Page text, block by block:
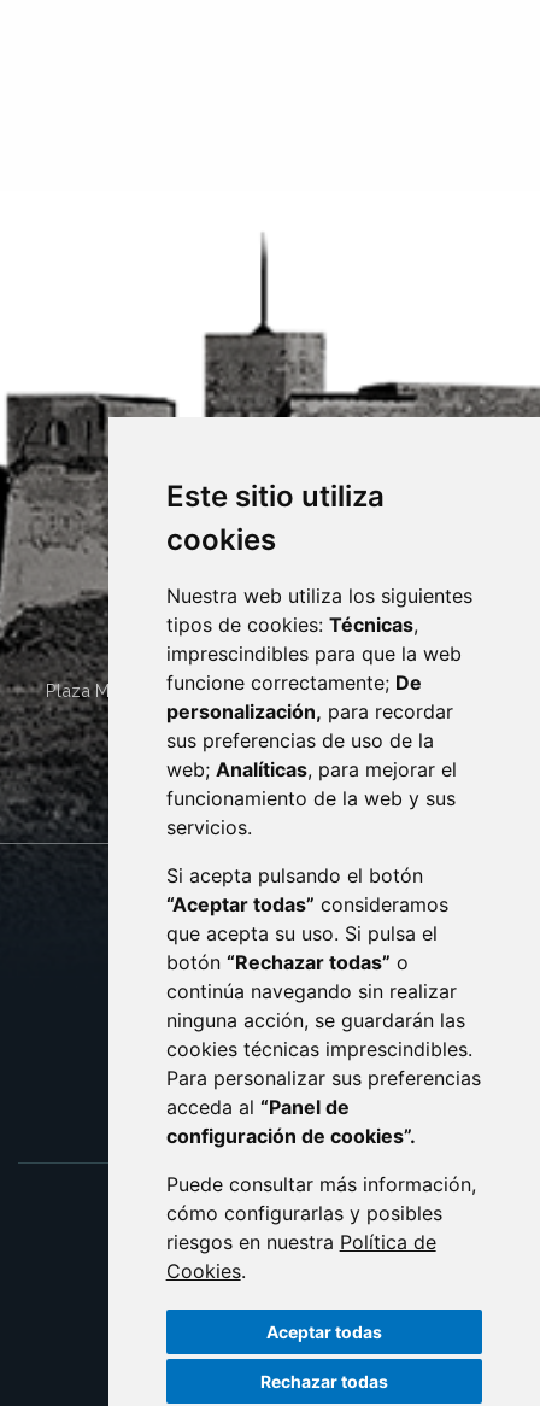
Este sitio utiliza
cookies
Nuestra web utiliza los siguientes
tipos de cookies: Técnicas,
imprescindibles para que la web
funcione correctamente; De
personalización, para recordar
sus preferencias de uso de la
web; Analíticas, para mejorar el
funcionamiento de la web y sus
servicios.
Si acepta pulsando el botón
“Aceptar todas” consideramos
que acepta su uso. Si pulsa el
botón “Rechazar todas” o
continúa navegando sin realizar
ninguna acción, se guardarán las
cookies técnicas imprescindibles.
Para personalizar sus preferencias
acceda al “Panel de
configuración de cookies”.
Puede consultar más información,
cómo configurarlas y posibles
riesgos en nuestra Política de
Cookies.
Aceptar todas
Rechazar todas
Plaza Mayor 4 22400 MONZÓN - ARAGÓN (ESPAÑA)
· (34) 974 400 700 ·
sac@monzon.es
monzon.es
CONTACTO
AVISO LEGAL
PROTECCIÓN DE DATOS
POLÍTICA DE COOKIES
ACCESIBILIDAD
ENLACE EXTERNO AL